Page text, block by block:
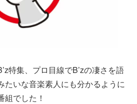
特集、プロ目線でB’zの凄さを語
たいな音楽素人にも分かるように
でした！